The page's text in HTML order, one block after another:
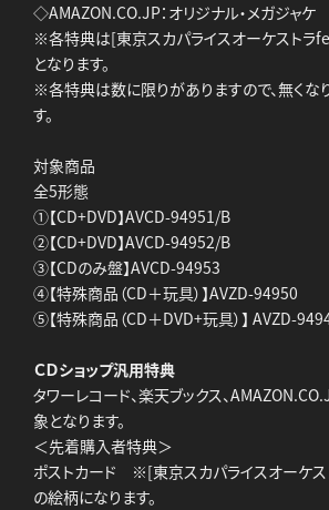
◇AMAZON.CO.JP：オリジナル・メガジャケ
※各特典は[東京スカパライスオーケストラ
となります。
※各特典は数に限りがありますので、無くな
す。
対象商品
全5形態
①【CD+DVD】AVCD-94951/B
②【CD+DVD】AVCD-94952/B
③【CDのみ盤】AVCD-94953
④【特殊商品（CD＋玩具）】AVZD-94950
⑤【特殊商品（CD＋DVD+玩具）】 AVZD-
ＣＤショップ汎用特典
タワーレコード、楽天ブックス、
象となります。
＜先着購入者特典＞
ポストカード ※[東京スカパライスオーケ
の絵柄になります。